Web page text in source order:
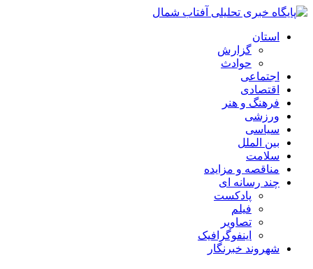
استان
گزارش
حوادث
اجتماعی
اقتصادی
فرهنگ و هنر
ورزشی
سیاسی
بین الملل
سلامت
مناقصه و مزایده
چند رسانه ای
پادکست
فیلم
تصاویر
اینفوگرافیک
شهروند خبرنگار